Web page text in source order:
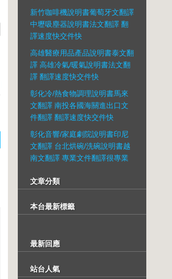
新竹咖啡機說明書葡萄牙文翻譯
中壢吸塵器說明書法文翻譯 翻
譯速度快交件快
高雄醫療用品產品說明書泰文翻
譯 高雄冷氣/暖氣說明書法文翻
譯 翻譯速度快交件快
彰化冷/熱食物調理說明書馬來
文翻譯 南投各國海關進出口文
件翻譯 翻譯速度快交件快
彰化音響/家庭劇院說明書印尼
文翻譯 台北烘碗/洗碗說明書越
南文翻譯 專業文件翻譯很專業
文章分類
本台最新標籤
最新回應
站台人氣